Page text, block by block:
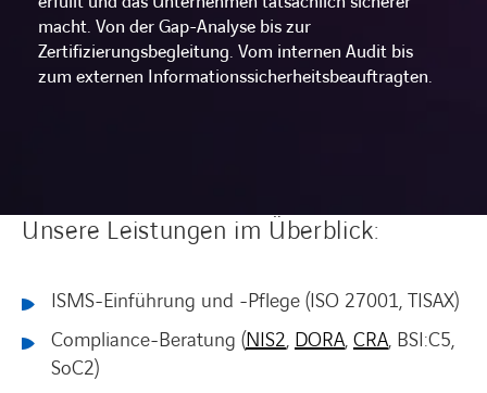
macht. Von der Gap-Analyse bis zur
Zertifizierungsbegleitung. Vom internen Audit bis
zum externen Informationssicherheitsbeauftragten.
Unsere Leistungen im Überblick:
ISMS-Einführung und -Pflege (ISO 27001, TISAX)
Compliance-Beratung (NIS2, DORA, CRA, BSI:C5,
SoC2)